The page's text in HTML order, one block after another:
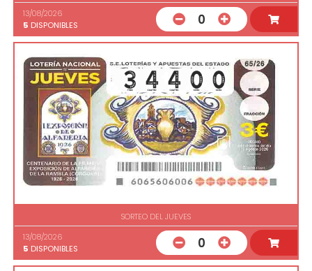
13/08/2026
5 DISPONIBLES 0
SORTEO DEL JUEVES
13/08/2026
5 DISPONIBLES 0